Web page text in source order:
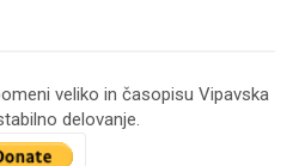
veliko in časopisu Vipavska
delovanje.